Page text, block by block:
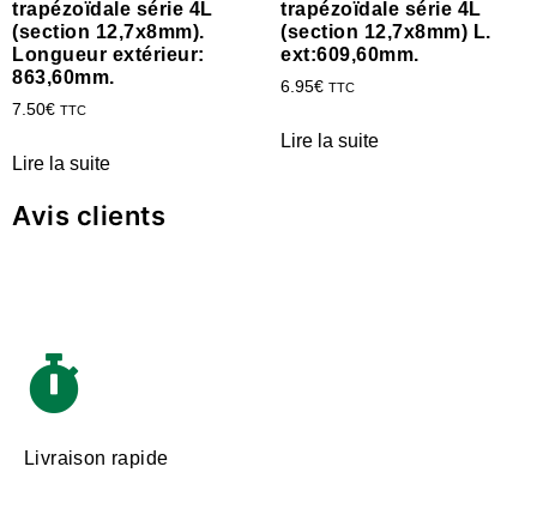
trapézoïdale série 4L
(section 12,7x8mm).
Longueur extérieur:
863,60mm.
7.50€ TTC
Lire la suite
trapézoïdale série 4L
(section 12,7x8mm) L.
ext:609,60mm.
6.95€ TTC
Lire la suite
Avis clients
Livraison rapide